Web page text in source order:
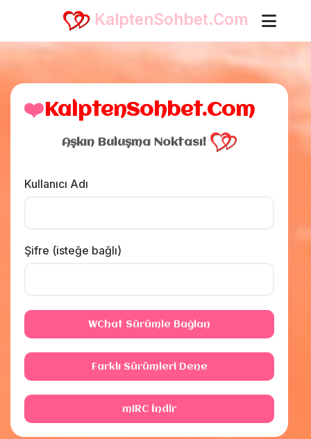
KalptenSohbet.Com
❤️KalptenSohbet.Com
Aşkın Buluşma Noktası!
Kullanıcı Adı
Şifre (isteğe bağlı)
WChat Sürümle Bağlan
Farklı Sürümleri Dene
mIRC İndir